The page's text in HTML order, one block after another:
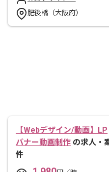
肥後橋（大阪府）
【Webデザイン/動画】LP
バナー動画制作 の求人・
件